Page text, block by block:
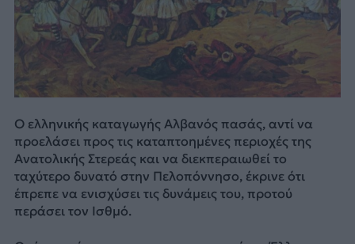
Ο ελληνικής καταγωγής Αλβανός πασάς, αντί να
προελάσει προς τις καταπτοημένες περιοχές της
Ανατολικής Στερεάς και να διεκπεραιωθεί το
ταχύτερο δυνατό στην Πελοπόννησο, έκρινε ότι
έπρεπε να ενισχύσει τις δυνάμεις του, προτού
περάσει τον Ισθμό.